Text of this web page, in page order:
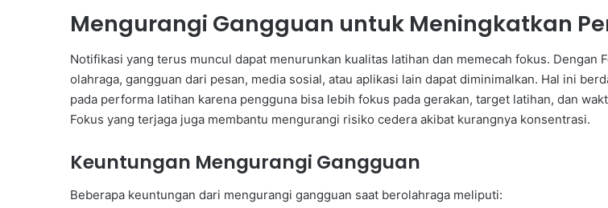
Mengurangi Gangguan untuk Meningkatkan
Notifikasi yang terus muncul dapat menurunkan kualitas latihan dan memecah fokus. Dengan
olahraga, gangguan dari pesan, media sosial, atau aplikasi lain dapat diminimalkan. Hal ini
pada performa latihan karena pengguna bisa lebih fokus pada gerakan, target latihan, dan
Fokus yang terjaga juga membantu mengurangi risiko cedera akibat kurangnya konsentrasi.
Keuntungan Mengurangi Gangguan
Beberapa keuntungan dari mengurangi gangguan saat berolahraga meliputi: